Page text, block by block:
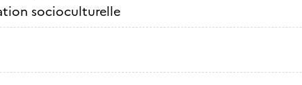
socioculturelle